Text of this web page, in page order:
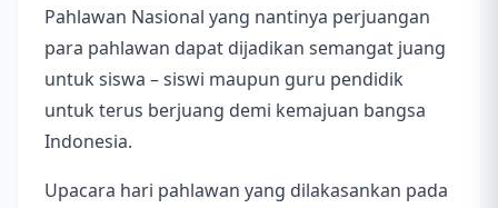
Pahlawan Nasional yang nantinya perjuangan
para pahlawan dapat dijadikan semangat juang
untuk siswa – siswi maupun guru pendidik
untuk terus berjuang demi kemajuan bangsa
Indonesia.
Upacara hari pahlawan yang dilakasankan pada